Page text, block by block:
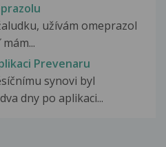
užívám omeprazol
Prevenaru
synovi byl
dny po aplikaci...